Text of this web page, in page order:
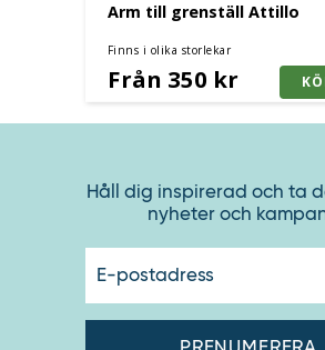
Arm till grenställ Attillo
Finns i olika storlekar
Från 350 kr
Håll dig inspirerad och ta
nyheter och